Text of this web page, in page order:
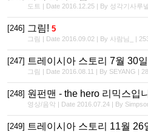
도트 | Date 2016.12.25 | By 성각기사루
[246] 그림! 5
그림 | Date 2016.09.02 | By 사람님_ |
[247] 트레이시아 스토리 7월 30
그림 | Date 2016.08.11 | By SEYANG |
[248] 원펀맨 - the hero 리믹스입
영상/음악 | Date 2016.07.24 | By
[249] 트레이시아 스토리 11월 26